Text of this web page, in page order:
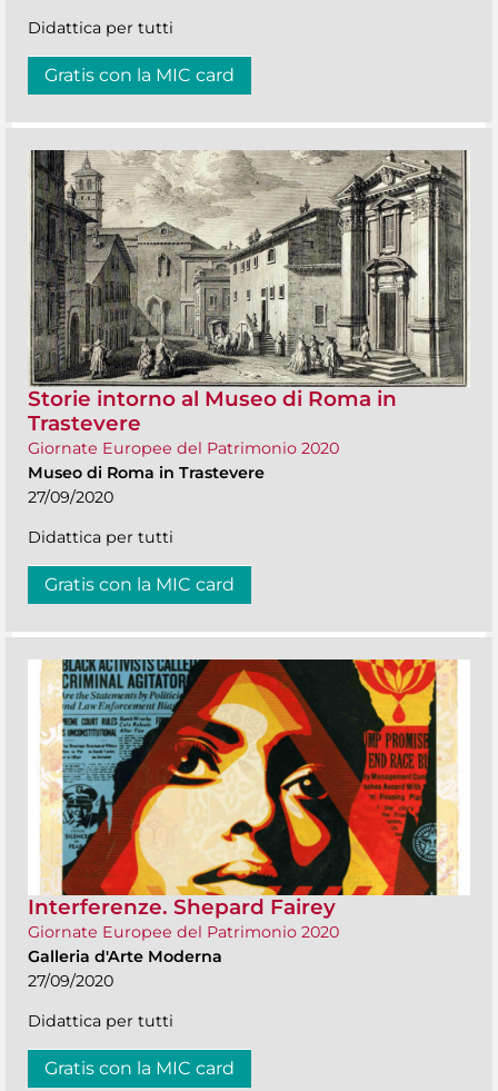
Didattica per tutti
Gratis con la MIC card
Storie intorno al Museo di Roma in
Trastevere
Giornate Europee del Patrimonio 2020
Museo di Roma in Trastevere
27/09/2020
Didattica per tutti
Gratis con la MIC card
Interferenze. Shepard Fairey
Giornate Europee del Patrimonio 2020
Galleria d'Arte Moderna
27/09/2020
Didattica per tutti
Gratis con la MIC card